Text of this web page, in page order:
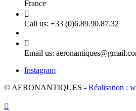
France

Call us: +33 (0)6.89.90.87.32

Email us:
Instagram
© AERONANTIQUES - Réalisation :
